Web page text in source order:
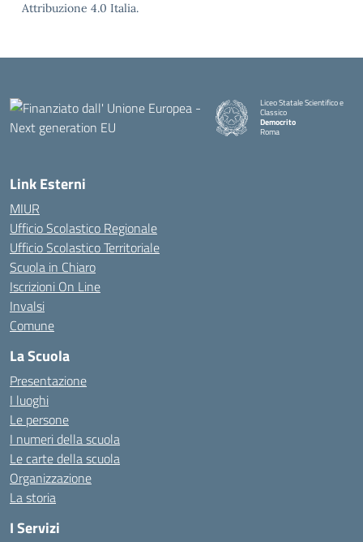
Attribuzione 4.0 Italia.
Liceo Statale Scientifico e
Classico
Democrito
Roma
Link Esterni
MIUR
Ufficio Scolastico Regionale
Ufficio Scolastico Territoriale
Scuola in Chiaro
Iscrizioni On Line
Invalsi
Comune
La Scuola
Presentazione
I luoghi
Le persone
I numeri della scuola
Le carte della scuola
Organizzazione
La storia
I Servizi